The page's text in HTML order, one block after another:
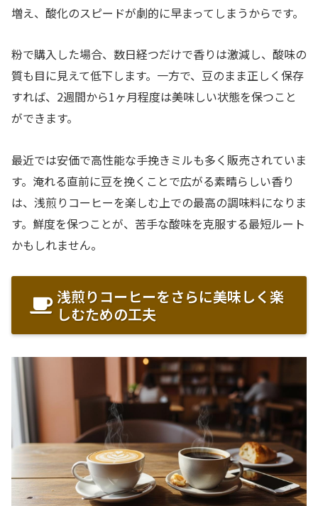
増え、酸化のスピードが劇的に早まってしまうからです。
粉で購入した場合、数日経つだけで香りは激減し、酸味の
質も目に見えて低下します。一方で、豆のまま正しく保存
すれば、2週間から1ヶ月程度は美味しい状態を保つこと
ができます。
最近では安価で高性能な手挽きミルも多く販売されていま
す。淹れる直前に豆を挽くことで広がる素晴らしい香り
は、浅煎りコーヒーを楽しむ上での最高の調味料になりま
す。鮮度を保つことが、苦手な酸味を克服する最短ルート
かもしれません。
浅煎りコーヒーをさらに美味しく楽
しむための工夫